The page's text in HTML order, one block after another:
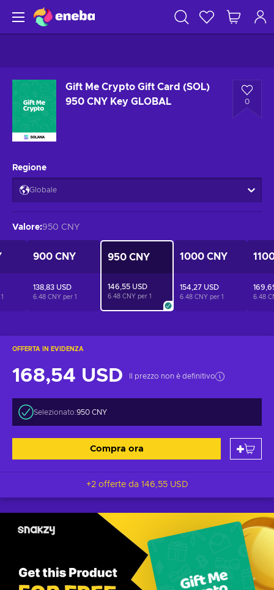
Gift Me Crypto Gift Card (SOL)
950 CNY Key GLOBAL
0
OFFERTA IN EVIDENZA
168,54 USD Il prezzo non è definitivo
Selezionato:950 CNY
Compra ora
+2 offerte da 146,55 USD
Regione
Globale
Valore:950 CNY
1
900 CNY
138,83 USD
6.48 CNY per 1
950 CNY
146,55 USD
6.48 CNY per 1
1000 CNY
154,27 USD
6.48 CNY per 1 6.48